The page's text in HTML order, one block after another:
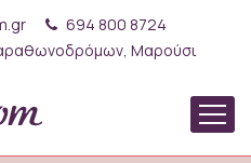
694 800 8724
Μαρούσι